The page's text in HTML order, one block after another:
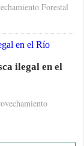
Forestal
ilegal en el